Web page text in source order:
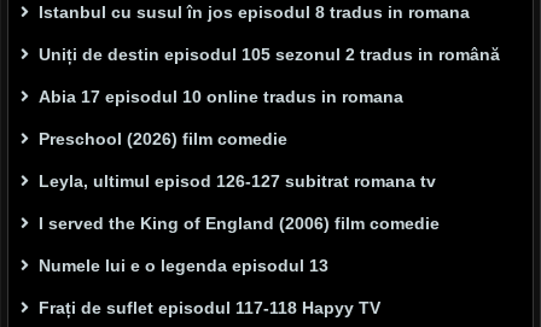
Istanbul cu susul în jos episodul 8 tradus in romana
Uniți de destin episodul 105 sezonul 2 tradus in română
Abia 17 episodul 10 online tradus in romana
Preschool (2026) film comedie
Leyla, ultimul episod 126-127 subitrat romana tv
I served the King of England (2006) film comedie
Numele lui e o legenda episodul 13
Frați de suflet episodul 117-118 Hapyy TV